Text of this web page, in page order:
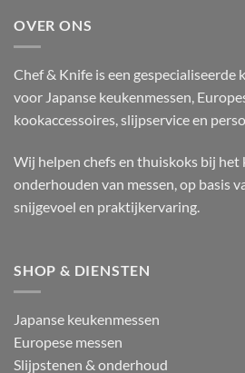
OVER ONS
Chef & Knife is een gespecialiseerde
voor Japanse keukenmessen,
kookaccessoires, slijpservice en
Wij helpen chefs en thuiskoks bij het
onderhouden van messen, op basis
snijgevoel en praktijkervaring.
SHOP & DIENSTEN
Japanse keukenmessen
Europese messen
Slijpstenen & onderhoud